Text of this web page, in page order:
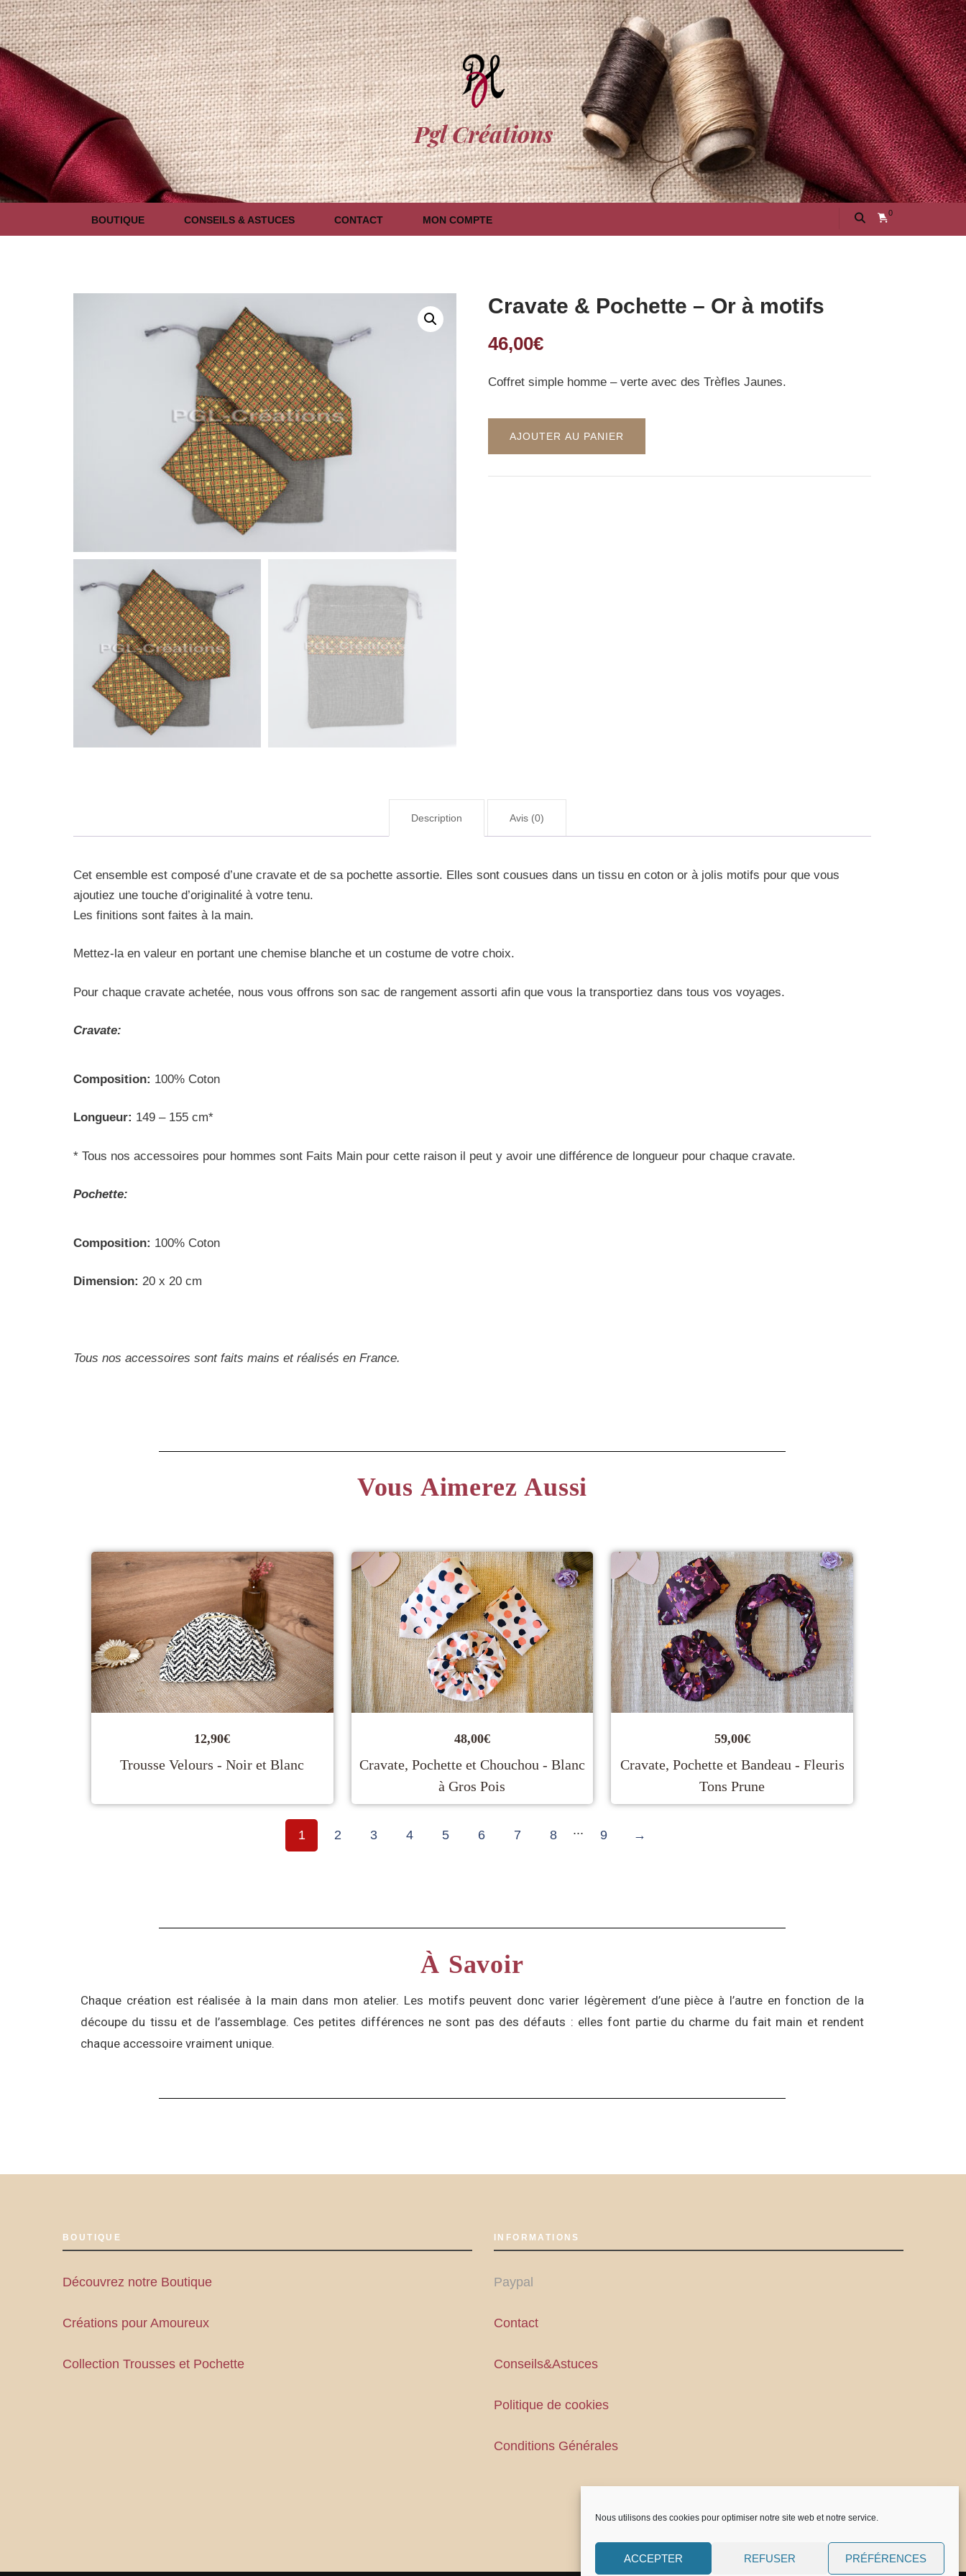
Nous utilisons des cookies pour optimiser notre site web et notre service.
ACCEPTER REFUSER PRÉFÉRENCES
Pgl Créations
BOUTIQUE CONSEILS & ASTUCES CONTACT MON COMPTE
0
Cravate & Pochette – Or à motifs
46,00€
Coffret simple homme – verte avec des Trèfles Jaunes.
AJOUTER AU PANIER
Description Avis (0)
Cet ensemble est composé d’une cravate et de sa pochette assortie. Elles sont cousues dans un tissu en coton or à jolis motifs pour que vous
ajoutiez une touche d’originalité à votre tenu.
Les finitions sont faites à la main.
Mettez-la en valeur en portant une chemise blanche et un costume de votre choix.
Pour chaque cravate achetée, nous vous offrons son sac de rangement assorti afin que vous la transportiez dans tous vos voyages.
Cravate:
Composition: 100% Coton
Longueur: 149 – 155 cm*
* Tous nos accessoires pour hommes sont Faits Main pour cette raison il peut y avoir une différence de longueur pour chaque cravate.
Pochette:
Composition: 100% Coton
Dimension: 20 x 20 cm
Tous nos accessoires sont faits mains et réalisés en France.
Vous Aimerez Aussi
12,90€
Trousse Velours - Noir et Blanc
48,00€
Cravate, Pochette et Chouchou - Blanc
à Gros Pois
59,00€
Cravate, Pochette et Bandeau - Fleuris
Tons Prune
1 2 3 4 5 6 7 8 ... 9 →
À Savoir
Chaque création est réalisée à la main dans mon atelier. Les motifs peuvent donc varier légèrement d’une pièce à l’autre en fonction de la
découpe du tissu et de l’assemblage. Ces petites différences ne sont pas des défauts : elles font partie du charme du fait main et rendent
chaque accessoire vraiment unique.
BOUTIQUE
Découvrez notre Boutique
Créations pour Amoureux
Collection Trousses et Pochette
INFORMATIONS
Paypal
Contact
Conseils&Astuces
Politique de cookies
Conditions Générales